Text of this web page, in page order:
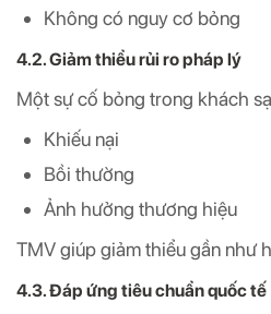
Không có nguy cơ bỏng
4.2. Giảm thiểu rủi ro pháp lý
Một sự cố bỏng trong khách
Khiếu nại
Bồi thường
Ảnh hưởng thương hiệu
TMV giúp giảm thiểu gần như
4.3. Đáp ứng tiêu chuẩn quốc tế